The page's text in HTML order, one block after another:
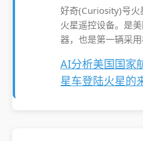
好奇(Curiosity)号火
火星遥控设备。是
器，也是第一辆采用
AI分析美国国家
星车登陆火星的